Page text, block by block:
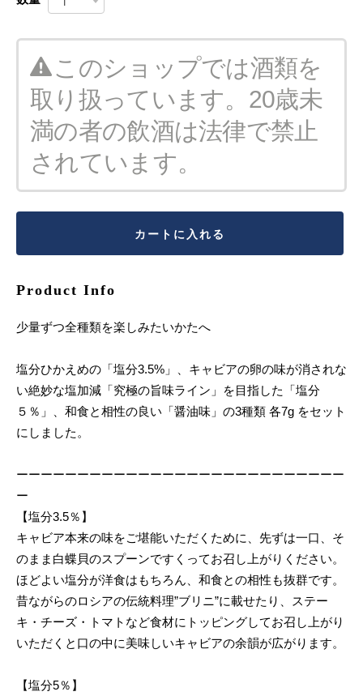
このショップでは酒類を
取り扱っています。20歳未
満の者の飲酒は法律で禁止
されています。
カートに入れる
Product Info
少量ずつ全種類を楽しみたいかたへ
塩分ひかえめの「塩分3.5%」、キャビアの卵の味が消されな
い絶妙な塩加減「究極の旨味ライン」を目指した「塩分
５％」、和食と相性の良い「醤油味」の3種類 各7g をセット
にしました。
ーーーーーーーーーーーーーーーーーーーーーーーーーーー
ー
【塩分3.5％】
キャビア本来の味をご堪能いただくために、先ずは一口、そ
のまま白蝶貝のスプーンですくってお召し上がりください。
ほどよい塩分が洋食はもちろん、和食との相性も抜群です。
昔ながらのロシアの伝統料理”ブリニ”に載せたり、ステー
キ・チーズ・トマトなど食材にトッピングしてお召し上がり
いただくと口の中に美味しいキャビアの余韻が広がります。
【塩分5％】